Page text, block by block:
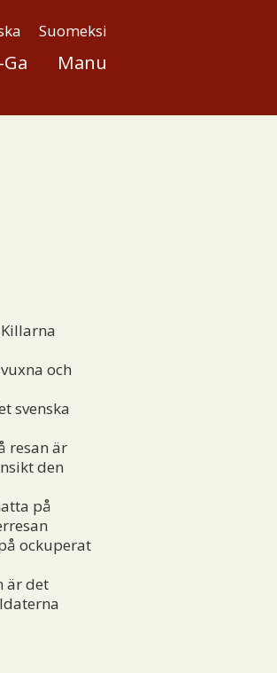
Suomeksi
Manu
och
svenska
resan är
den
på
ockuperat
är det